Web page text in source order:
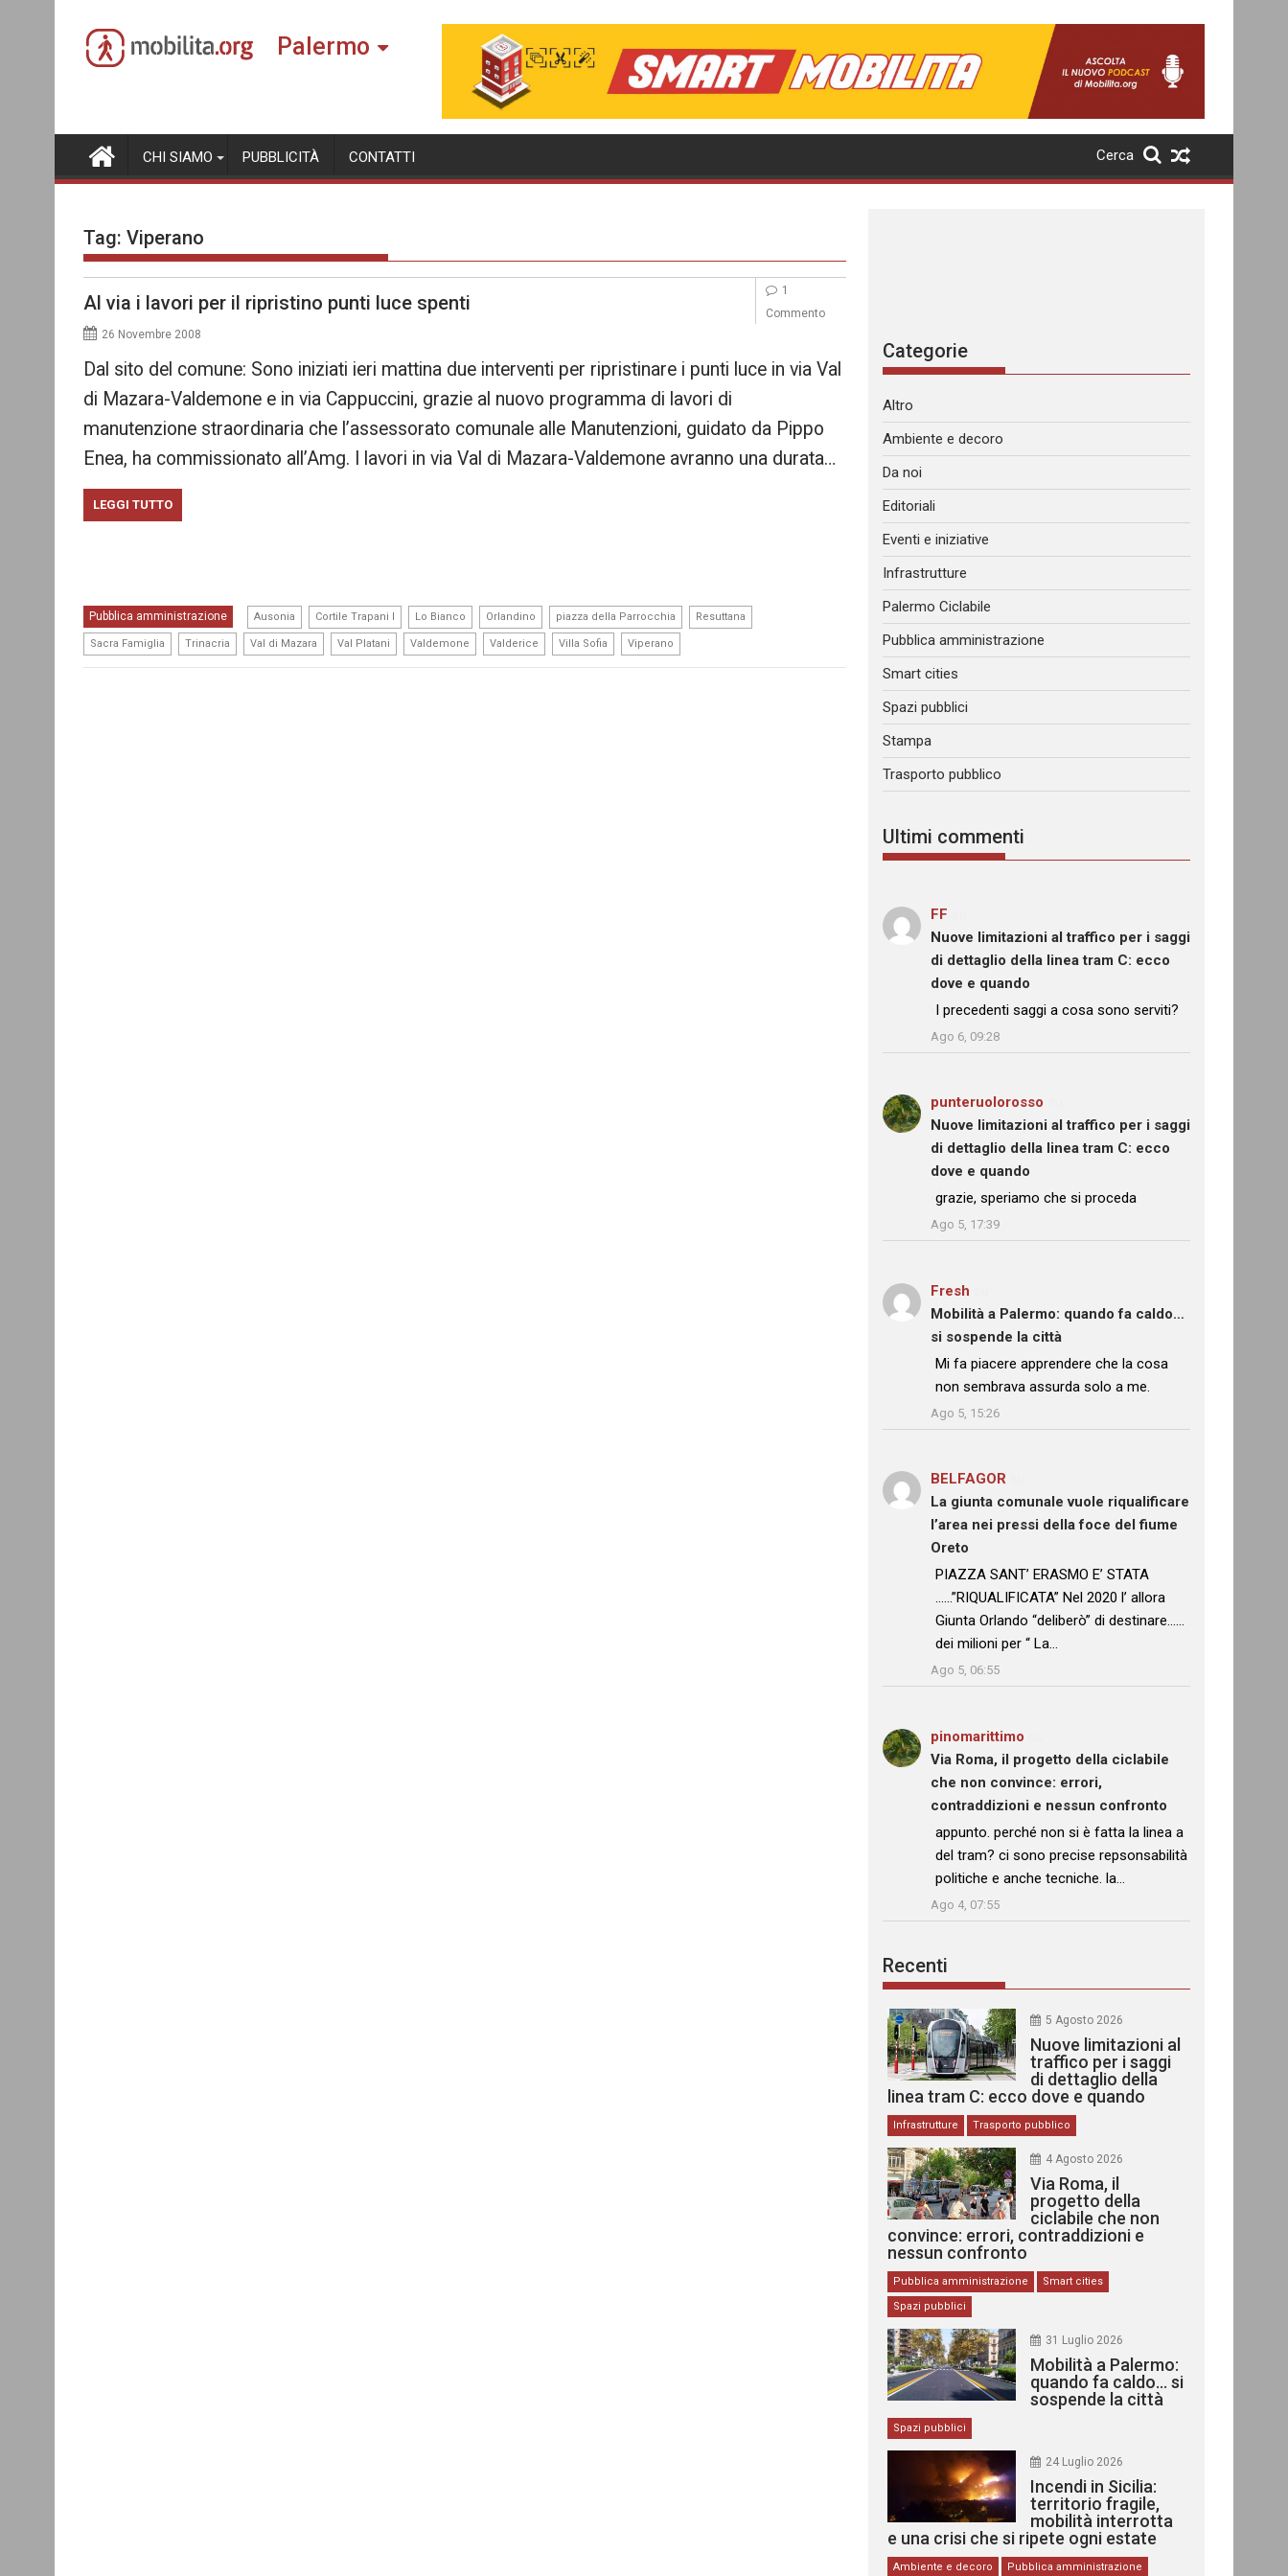
content
Palermo
CHI SIAMO PUBBLICITÀ CONTATTI Cerca
Tag: Viperano
Al via i lavori per il ripristino punti luce spenti
26 Novembre 2008
Dal sito del comune: Sono iniziati ieri mattina due interventi per ripristinare i punti luce in via Val
di Mazara-Valdemone e in via Cappuccini, grazie al nuovo programma di lavori di
manutenzione straordinaria che l’assessorato comunale alle Manutenzioni, guidato da Pippo
Enea, ha commissionato all’Amg. I lavori in via Val di Mazara-Valdemone avranno una durata…
LEGGI TUTTO
Pubblica amministrazione Ausonia Cortile Trapani I Lo Bianco Orlandino piazza della Parrocchia Resuttana
Sacra Famiglia Trinacria Val di Mazara Val Platani Valdemone Valderice Villa Sofia Viperano
1
Commento
Categorie
Altro
Ambiente e decoro
Da noi
Editoriali
Eventi e iniziative
Infrastrutture
Palermo Ciclabile
Pubblica amministrazione
Smart cities
Spazi pubblici
Stampa
Trasporto pubblico
Ultimi commenti
FF
Nuove limitazioni al traffico per i saggi
di dettaglio della linea tram C: ecco
dove e quando
: “I precedenti saggi a cosa sono serviti?
Ago 6, 09:28
punteruolorosso
Nuove limitazioni al traffico per i saggi
di dettaglio della linea tram C: ecco
dove e quando
: “
grazie, speriamo che si proceda
Ago 5, 17:39
Fresh
Mobilità a Palermo: quando fa caldo…
si sospende la città
: “
Mi fa piacere apprendere che la cosa
non sembrava assurda solo a me.
Ago 5, 15:26
BELFAGOR
La giunta comunale vuole riqualificare
l’area nei pressi della foce del fiume
Oreto
: “
PIAZZA SANT’ ERASMO E’ STATA
……”RIQUALIFICATA” Nel 2020 l’ allora
Giunta Orlando “deliberò” di destinare……
dei milioni per “ La…
Ago 5, 06:55
pinomarittimo
Via Roma, il progetto della ciclabile
che non convince: errori,
contraddizioni e nessun confronto
: “
appunto. perché non si è fatta la linea a
del tram? ci sono precise repsonsabilità
politiche e anche tecniche. la…
Ago 4, 07:55
Recenti
5 Agosto 2026
Nuove limitazioni al
traffico per i saggi
di dettaglio della
linea tram C: ecco dove e quando
Infrastrutture Trasporto pubblico
4 Agosto 2026
Via Roma, il
progetto della
ciclabile che non
convince: errori, contraddizioni e
nessun confronto
Pubblica amministrazione
Smart cities
Spazi pubblici
31 Luglio 2026
Mobilità a Palermo:
quando fa caldo… si
sospende la città
Spazi pubblici
24 Luglio 2026
Incendi in Sicilia:
territorio fragile,
mobilità interrotta
e una crisi che si ripete ogni estate
Ambiente e decoro Pubblica amministrazione